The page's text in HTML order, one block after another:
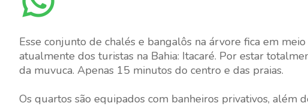
Esse conjunto de chalés e bangalôs na árvore fica em
atualmente dos turistas na Bahia: Itacaré. Por estar
da muvuca. Apenas 15 minutos do centro e das praias.
Os quartos são equipados com banheiros privativos, além